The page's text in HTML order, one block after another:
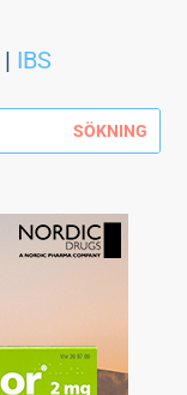
| IBS